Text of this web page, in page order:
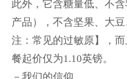
此外，它含糖量低、不
产品），不含坚果、大
注：常见的过敏原】，
餐起价仅为1.10英镑。
－我们的信仰